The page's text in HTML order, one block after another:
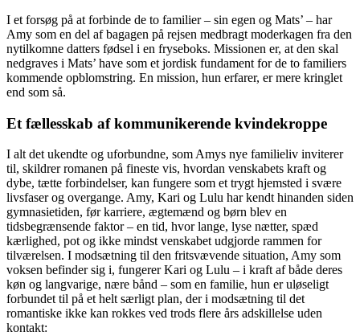
I et forsøg på at forbinde de to familier – sin egen og Mats’ – har
Amy som en del af bagagen på rejsen medbragt moderkagen fra den
nytilkomne datters fødsel i en fryseboks. Missionen er, at den skal
nedgraves i Mats’ have som et jordisk fundament for de to familiers
kommende opblomstring. En mission, hun erfarer, er mere kringlet
end som så.
Et fællesskab af kommunikerende kvindekroppe
I alt det ukendte og uforbundne, som Amys nye familieliv inviterer
til, skildrer romanen på fineste vis, hvordan venskabets kraft og
dybe, tætte forbindelser, kan fungere som et trygt hjemsted i svære
livsfaser og overgange. Amy, Kari og Lulu har kendt hinanden siden
gymnasietiden, før karriere, ægtemænd og børn blev en
tidsbegrænsende faktor – en tid, hvor lange, lyse nætter, spæd
kærlighed, pot og ikke mindst venskabet udgjorde rammen for
tilværelsen. I modsætning til den fritsvævende situation, Amy som
voksen befinder sig i, fungerer Kari og Lulu – i kraft af både deres
køn og langvarige, nære bånd – som en familie, hun er uløseligt
forbundet til på et helt særligt plan, der i modsætning til det
romantiske ikke kan rokkes ved trods flere års adskillelse uden
kontakt: